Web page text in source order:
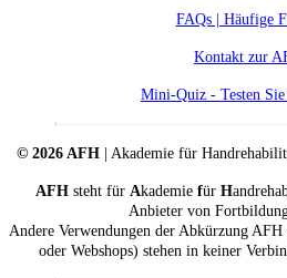
FAQs | Häufige
Kontakt zur
Mini-Quiz - Testen
© 2026 AFH | Akademie für
AFH steht für Akademie für H
Anbieter von
Andere Verwendungen der Abkürzung
oder Webshops) stehen in keiner